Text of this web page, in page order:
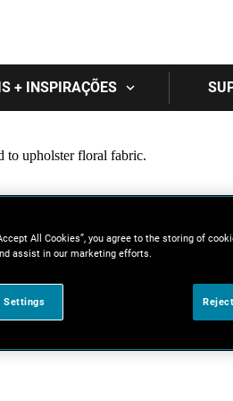
+ INSPIRAÇÕES
All Cookies”, you agree to the storing of
assist in our marketing efforts.
Settings